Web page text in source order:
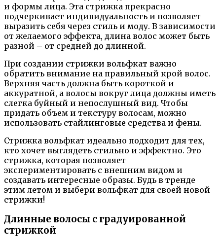
и формы лица. Эта стрижка прекрасно
подчеркивает индивидуальность и позволяет
выразить себя через стиль и моду. В зависимости
от желаемого эффекта, длина волос может быть
разной – от средней до длинной.
При создании стрижки вольфкат важно
обратить внимание на правильный крой волос.
Верхняя часть должна быть короткой и
аккуратной, а волосы вокруг лица должны иметь
слегка буйный и непослушный вид. Чтобы
придать объем и текстуру волосам, можно
использовать стайлинговые средства и фены.
Стрижка вольфкат идеально подходит для тех,
кто хочет выглядеть стильно и эффектно. Это
стрижка, которая позволяет
экспериментировать с внешним видом и
создавать интересные образы. Будь в тренде
этим летом и выбери вольфкат для своей новой
стрижки!
Длинные волосы с градуированной
стрижкой